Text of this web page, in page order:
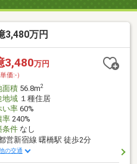
3,480万円
3,480万円
価:-）
面積56.8m2
地域１種住居
い率60%
率240%
条件なし
営新宿線 曙橋駅 徒歩2分
の交通